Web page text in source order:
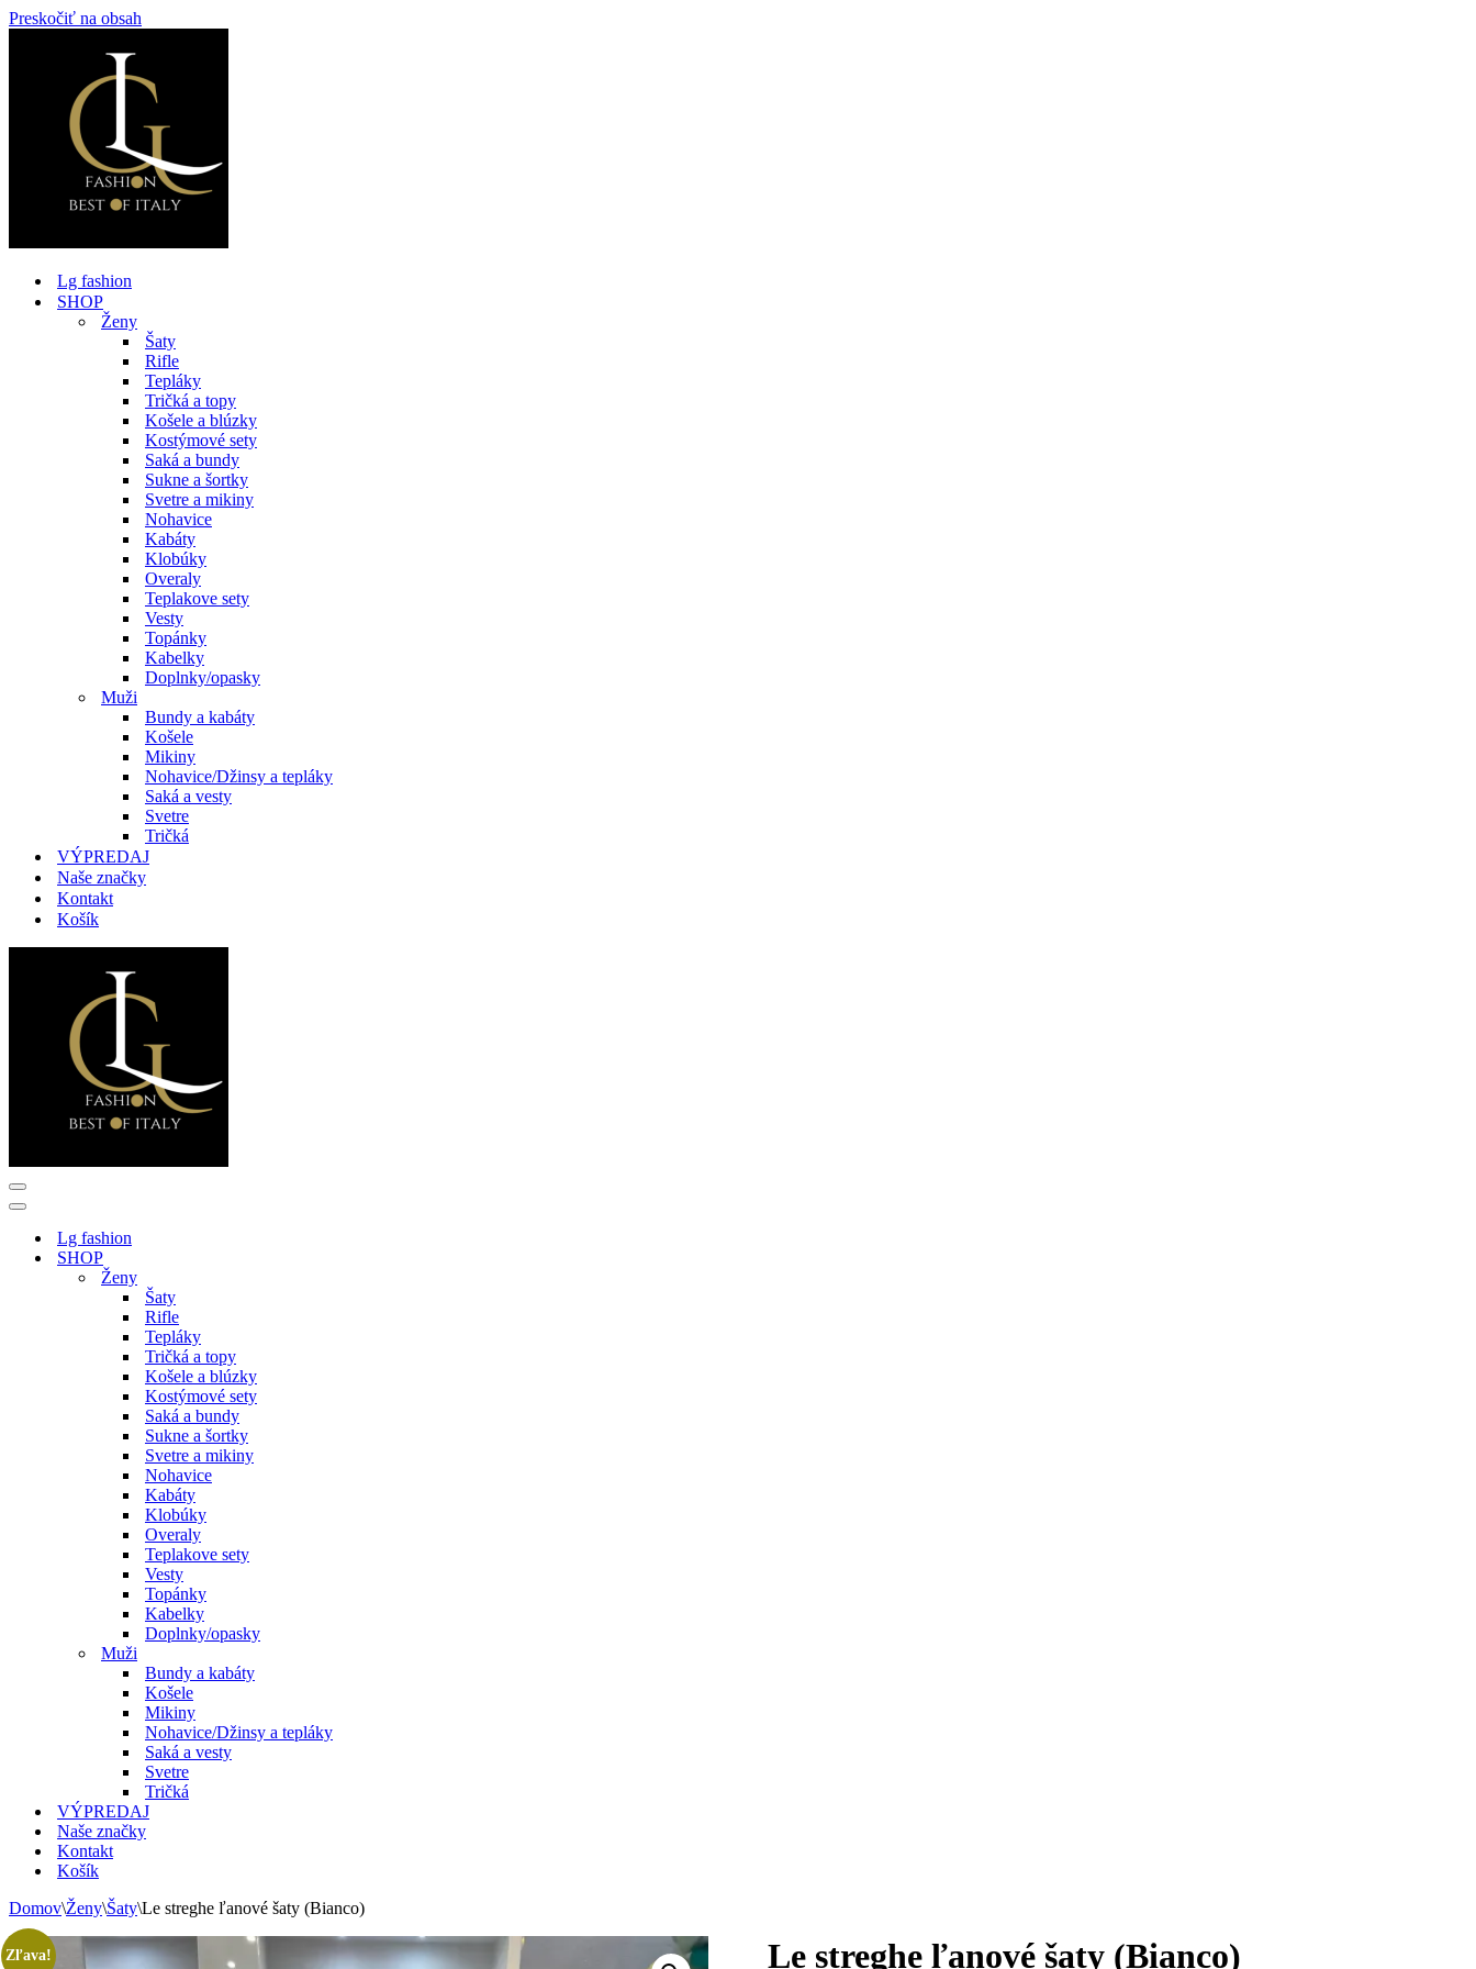
Preskočiť na obsah
Lg fashion
SHOP
Ženy
Šaty
Rifle
Tepláky
Tričká a topy
Košele a blúzky
Kostýmové sety
Saká a bundy
Sukne a šortky
Svetre a mikiny
Nohavice
Kabáty
Klobúky
Overaly
Teplakove sety
Vesty
Topánky
Kabelky
Doplnky/opasky
Muži
Bundy a kabáty
Košele
Mikiny
Nohavice/Džinsy a tepláky
Saká a vesty
Svetre
Tričká
VÝPREDAJ
Naše značky
Kontakt
Košík
Menu
navigácie
Menu
navigácieLg fashion
SHOP
Ženy
Šaty
Rifle
Tepláky
Tričká a topy
Košele a blúzky
Kostýmové sety
Saká a bundy
Sukne a šortky
Svetre a mikiny
Nohavice
Kabáty
Klobúky
Overaly
Teplakove sety
Vesty
Topánky
Kabelky
Doplnky/opasky
Muži
Bundy a kabáty
Košele
Mikiny
Nohavice/Džinsy a tepláky
Saká a vesty
Svetre
Tričká
VÝPREDAJ
Naše značky
Kontakt
Košík
Domov\Ženy\Šaty\Le streghe ľanové šaty (Bianco)
Zľava! Le streghe ľanové šaty (Bianco)